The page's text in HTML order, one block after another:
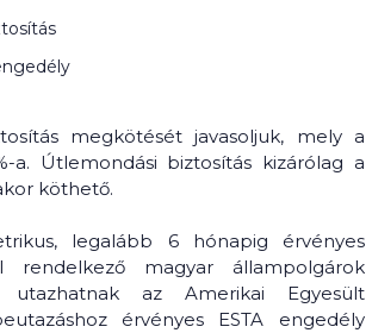
megkötését javasoljuk, mely a
a. Útlemondási biztosítás kizárólag a
köthető.
legalább 6 hónapig érvényes
rendelkező magyar állampolgárok
utazhatnak az Amerikai Egyesült
érvényes ESTA engedély